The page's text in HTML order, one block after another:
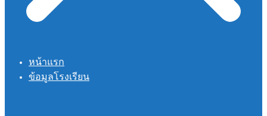
หน้าแรก
ข้อมูลโรงเรียน